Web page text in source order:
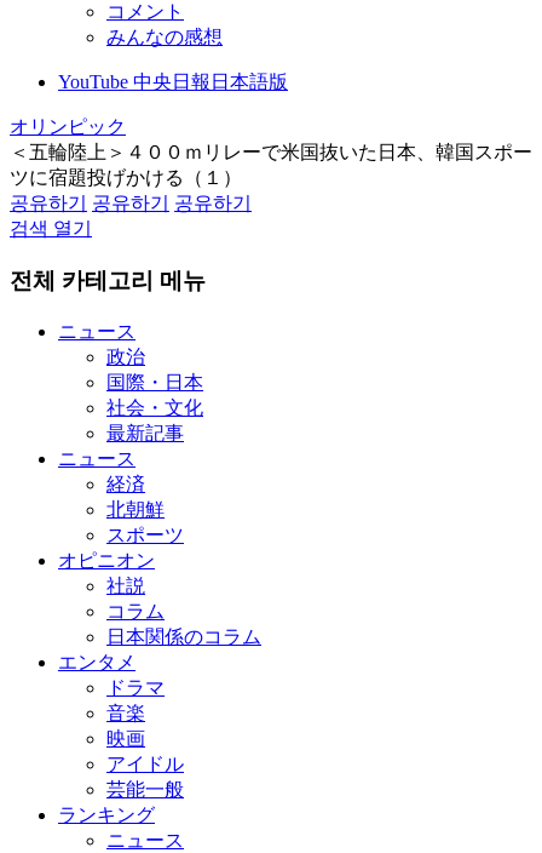
コメント
みんなの感想
YouTube 中央日報日本語版
オリンピック
＜五輪陸上＞４００ｍリレーで米国抜いた日本、韓国スポー
ツに宿題投げかける（１）
공유하기
공유하기
공유하기
검색 열기
전체 카테고리 메뉴
ニュース
政治
国際・日本
社会・文化
最新記事
ニュース
経済
北朝鮮
スポーツ
オピニオン
社説
コラム
日本関係のコラム
エンタメ
ドラマ
音楽
映画
アイドル
芸能一般
ランキング
ニュース